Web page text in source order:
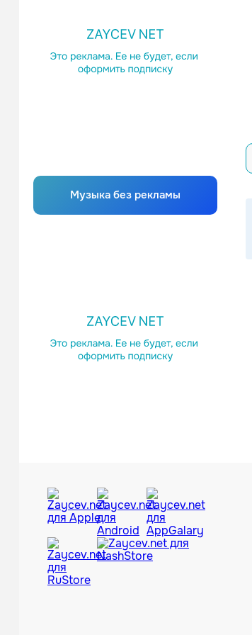
Музыка без рекламы